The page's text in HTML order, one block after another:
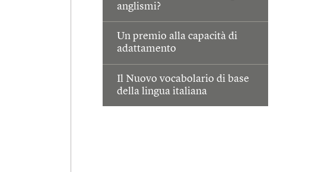
anglismi?
Un premio alla capacità di
adattamento
Il Nuovo vocabolario di base
della lingua italiana